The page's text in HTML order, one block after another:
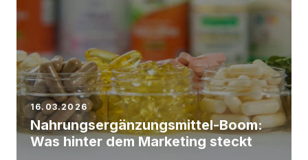
16.03.2026
Nahrungsergänzungsmittel-Boom:
Was hinter dem Marketing steckt